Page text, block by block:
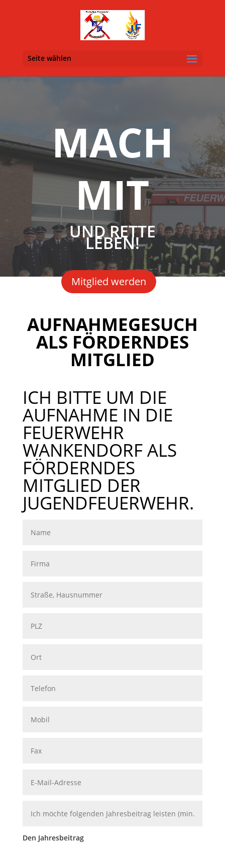
Seite wählen
MACH
MIT
UND RETTE
LEBEN!
Mitglied werden
AUFNAHMEGESUCH
ALS FÖRDERNDES
MITGLIED
ICH BITTE UM DIE
AUFNAHME IN DIE
FEUERWEHR
WANKENDORF ALS
FÖRDERNDES
MITGLIED DER
JUGENDFEUERWEHR.
Den Jahresbeitrag